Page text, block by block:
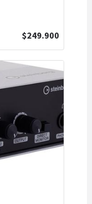
$249.900